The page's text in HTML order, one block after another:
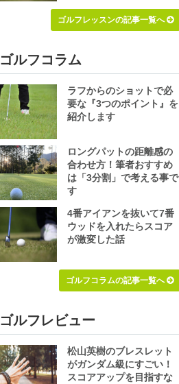
ゴルフレッスンの記事一覧へ
ゴルフコラム
ラフからのショットで必
要な『3つのポイント』を
紹介します
ロングパットの距離感の
合わせ方！筆者おすすめ
は「3分割」で考える事で
す
4番アイアンを抜いて7番
ウッドを入れたらスコア
が激変した話
ゴルフコラムの記事一覧へ
ゴルフレビュー
松山英樹のブレスレット
がガンダム級にすごい！
スコアアップを目指すな